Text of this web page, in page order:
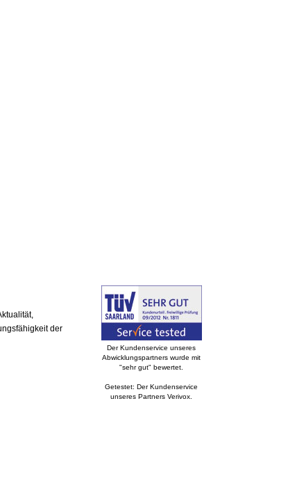
der
Der Kundenservice unseres
Abwicklungspartners wurde mit
"sehr gut" bewertet.
Getestet: Der Kundenservice
unseres Partners Verivox.